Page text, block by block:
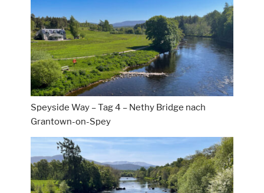
Speyside Way – Tag 4 – Nethy Bridge nach
Grantown-on-Spey